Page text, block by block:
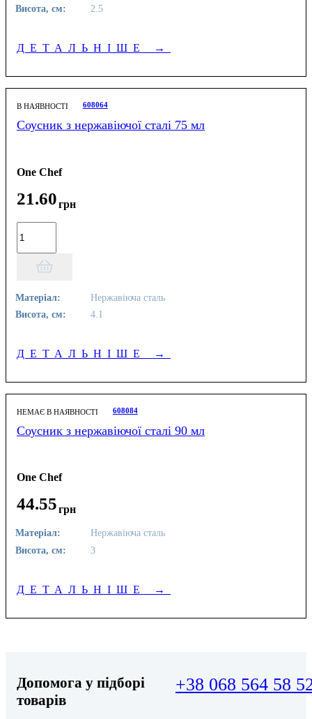
Висота, см: 2.5
ДЕТАЛЬНІШЕ →
В НАЯВНОСТІ 608064
Соусник з нержавіючої сталі 75 мл
One Chef
21.60грн
Матеріал:
Нержавіюча сталь
Висота, см:
4.1
ДЕТАЛЬНІШЕ →
НЕМАЄ В НАЯВНОСТІ 608084
Соусник з нержавіючої сталі 90 мл
One Chef
44.55грн
Матеріал:
Нержавіюча сталь
Висота, см:
3
ДЕТАЛЬНІШЕ →
Допомога у підборі
товарів
+38 068 564 58